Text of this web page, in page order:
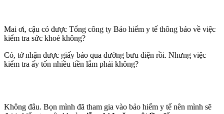
Mai ơi, cậu có được Tổng công ty Bảo hiểm y tế thông báo về việc
kiểm tra sức khoẻ không?
Có, tớ nhận được giấy báo qua đường bưu điện rồi. Nhưng việc
kiểm tra ấy tốn nhiều tiền lắm phải không?
Không đâu. Bọn mình đã tham gia vào bảo hiểm y tế nên mình sẽ